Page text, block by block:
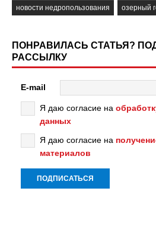
новости недропользования озерный
ПОНРАВИЛАСЬ СТАТЬЯ?
РАССЫЛКУ
E-mail
Я даю согласие на
данных
Я даю согласие на
материалов